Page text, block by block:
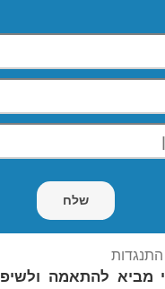
מביא להתאמה